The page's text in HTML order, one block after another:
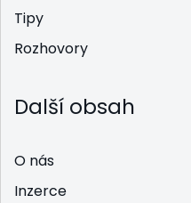
Tipy
Rozhovory
Další obsah
O nás
Inzerce